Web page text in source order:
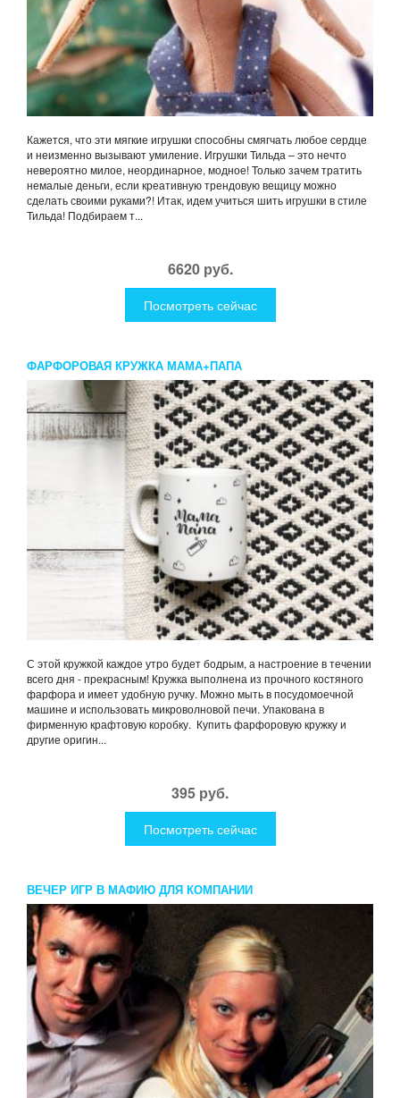
Кажется, что эти мягкие игрушки способны смягчать любое сердце
и неизменно вызывают умиление. Игрушки Тильда – это нечто
невероятно милое, неординарное, модное! Только зачем тратить
немалые деньги, если креативную трендовую вещицу можно
сделать своими руками?! Итак, идем учиться шить игрушки в стиле
Тильда! Подбираем т...
6620 руб.
Посмотреть сейчас
ФАРФОРОВАЯ КРУЖКА МАМА+ПАПА
С этой кружкой каждое утро будет бодрым, а настроение в течении
всего дня - прекрасным! Кружка выполнена из прочного костяного
фарфора и имеет удобную ручку. Можно мыть в посудомоечной
машине и использовать микроволновой печи. Упакована в
фирменную крафтовую коробку. Купить фарфоровую кружку и
другие оригин...
395 руб.
Посмотреть сейчас
ВЕЧЕР ИГР В МАФИЮ ДЛЯ КОМПАНИИ